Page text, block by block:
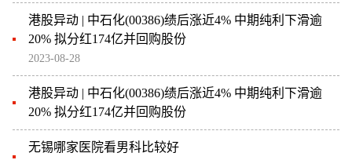
港股异动 | 中石化(00386)绩后涨近4% 中期纯利下滑逾
20% 拟分红174亿并回购股份
2023-08-28
港股异动 | 中石化(00386)绩后涨近4% 中期纯利下滑逾
20% 拟分红174亿并回购股份
无锡哪家医院看男科比较好